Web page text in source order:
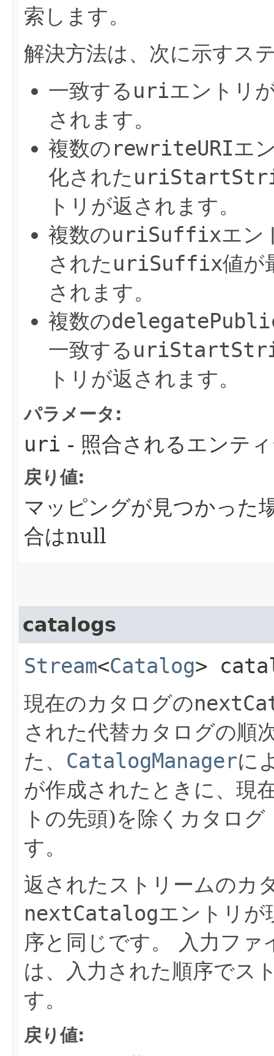
索します。
解決方法は、次に示すス
一致する uriエントリ
されます。
複数の rewriteURIエ
化された
トリが返されます。
複数のuriSuffixエン
された uriSuffix値が
されます。
複数の
一致する
トリが返されます。
パラメータ:
uri - 照合されるエンテ
戻り値:
マッピングが見つかった
合はnull
catalogs
Stream<Catalog>
現在のカタログの
された代替カタログの順
た、 CatalogManagerに
が作成されたときに、現
トの先頭)を除くカタロ
す。
返されたストリームのカ
nextCatalogエントリが
序と同じです。
入力ファ
は、入力された順序でス
す。
戻り値: